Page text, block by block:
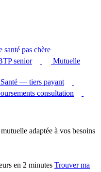
santé pas chère
senior
Mutuelle
— tiers payant
consultation
adaptée à vos besoins
en 2 minutes Trouver ma